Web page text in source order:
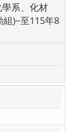
系、化材
)~至115年8